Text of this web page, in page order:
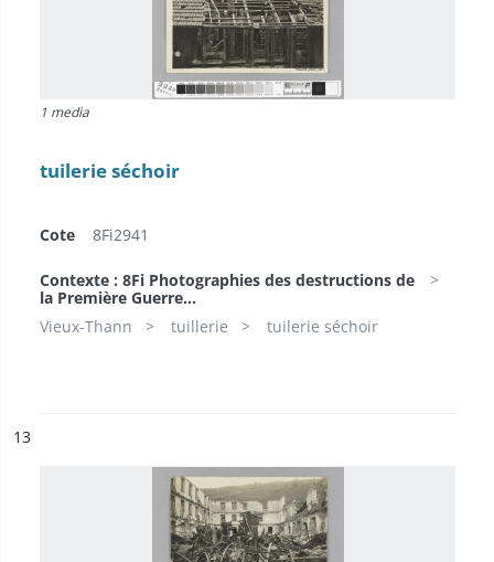
1 media
tuilerie séchoir
Cote 8Fi2941
Contexte : 8Fi Photographies des destructions de
la Première Guerre...
Vieux-Thann
tuillerie tuilerie séchoir
n°
13